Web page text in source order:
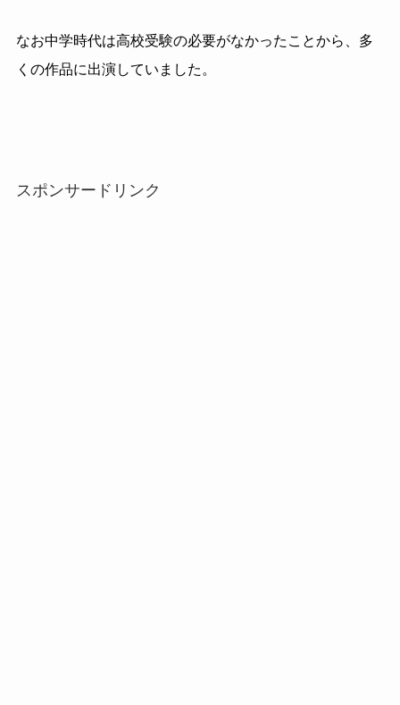
なお中学時代は高校受験の必要がなかったことから、多
くの作品に出演していました。
スポンサードリンク